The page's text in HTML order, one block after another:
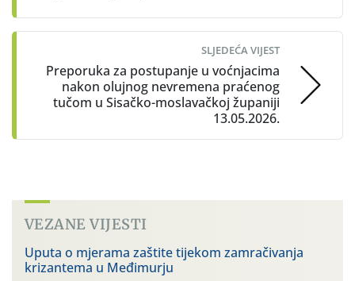
SLJEDEĆA VIJEST
Preporuka za postupanje u voćnjacima
nakon olujnog nevremena praćenog
tučom u Sisačko-moslavačkoj županiji
13.05.2026.
VEZANE VIJESTI
Uputa o mjerama zaštite tijekom zamračivanja
krizantema u Međimurju